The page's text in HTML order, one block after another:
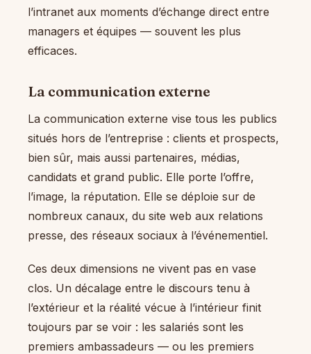
l’intranet aux moments d’échange direct entre
managers et équipes — souvent les plus
efficaces.
La communication externe
La communication externe vise tous les publics
situés hors de l’entreprise : clients et prospects,
bien sûr, mais aussi partenaires, médias,
candidats et grand public. Elle porte l’offre,
l’image, la réputation. Elle se déploie sur de
nombreux canaux, du site web aux relations
presse, des réseaux sociaux à l’événementiel.
Ces deux dimensions ne vivent pas en vase
clos. Un décalage entre le discours tenu à
l’extérieur et la réalité vécue à l’intérieur finit
toujours par se voir : les salariés sont les
premiers ambassadeurs — ou les premiers